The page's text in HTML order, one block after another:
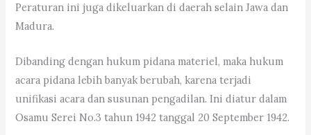
Peraturan ini juga dikeluarkan di daerah selain Jawa dan
Madura.
Dibanding dengan hukum pidana materiel, maka hukum
acara pidana lebih banyak berubah, karena terjadi
unifikasi acara dan susunan pengadilan. Ini diatur dalam
Osamu Serei No.3 tahun 1942 tanggal 20 September 1942.